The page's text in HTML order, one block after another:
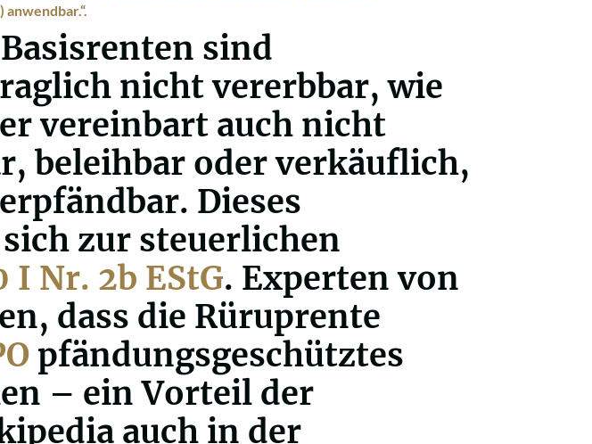
sind
nicht vererbbar, wie
vereinbart auch nicht
beleihbar oder verkäuflich,
Dieses
zur steuerlichen
I Nr. 2b EStG. Experten von
dass die Rüruprente
pfändungsgeschütztes
– ein Vorteil der
auch in der